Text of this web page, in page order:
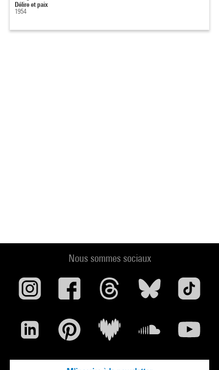
Délire et paix
1954
Nous sommes sociaux